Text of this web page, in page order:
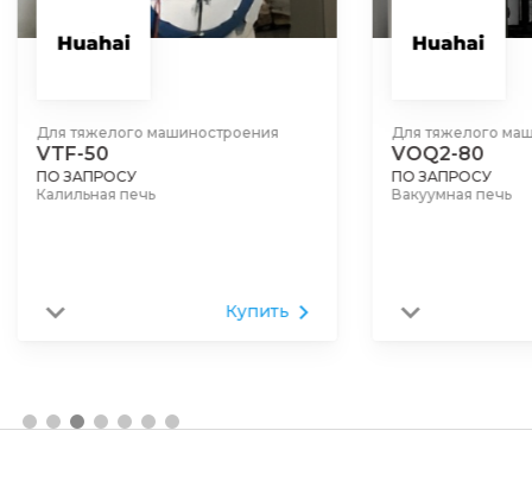
Для тяжелого машиностроения
VTF-50
ПО ЗАПРОСУ
Калильная печь
Купить
Для тяжелого
VOQ2-80
ПО ЗАПРОСУ
Вакуумная печь